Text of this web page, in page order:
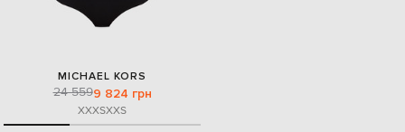
MICHAEL KORS
24 5599 824 грн
XXXSXXS